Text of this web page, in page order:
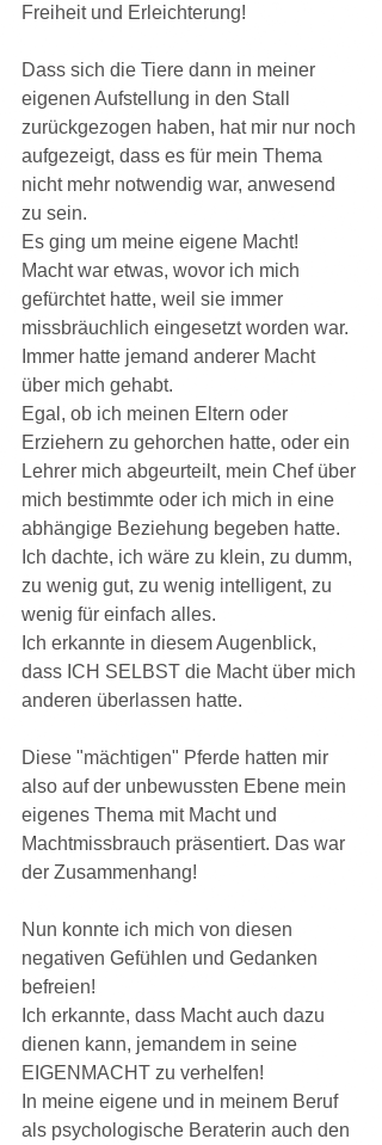
Freiheit und Erleichterung!
Dass sich die Tiere dann in meiner
eigenen Aufstellung in den Stall
zurückgezogen haben, hat mir nur noch
aufgezeigt, dass es für mein Thema
nicht mehr notwendig war, anwesend
zu sein.
Es ging um meine eigene Macht!
Macht war etwas, wovor ich mich
gefürchtet hatte, weil sie immer
missbräuchlich eingesetzt worden war.
Immer hatte jemand anderer Macht
über mich gehabt.
Egal, ob ich meinen Eltern oder
Erziehern zu gehorchen hatte, oder ein
Lehrer mich abgeurteilt, mein Chef über
mich bestimmte oder ich mich in eine
abhängige Beziehung begeben hatte.
Ich dachte, ich wäre zu klein, zu dumm,
zu wenig gut, zu wenig intelligent, zu
wenig für einfach alles.
Ich erkannte in diesem Augenblick,
dass ICH SELBST die Macht über mich
anderen überlassen hatte.
Diese "mächtigen" Pferde hatten mir
also auf der unbewussten Ebene mein
eigenes Thema mit Macht und
Machtmissbrauch präsentiert. Das war
der Zusammenhang!
Nun konnte ich mich von diesen
negativen Gefühlen und Gedanken
befreien!
Ich erkannte, dass Macht auch dazu
dienen kann, jemandem in seine
EIGENMACHT zu verhelfen!
In meine eigene und in meinem Beruf
als psychologische Beraterin auch den